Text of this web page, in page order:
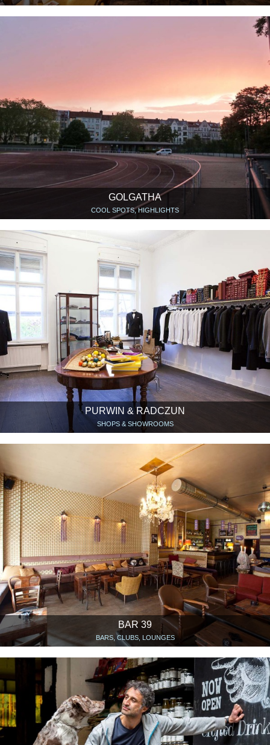
GOLGATHA
COOL SPOTS, HIGHLIGHTS
PURWIN & RADCZUN
SHOPS & SHOWROOMS
BAR 39
BARS, CLUBS, LOUNGES